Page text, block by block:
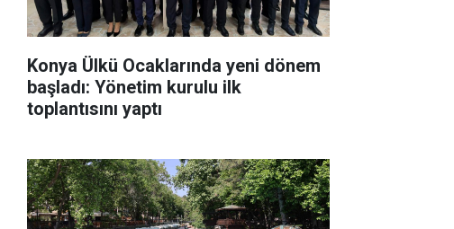
Konya Ülkü Ocaklarında yeni dönem
başladı: Yönetim kurulu ilk
toplantısını yaptı